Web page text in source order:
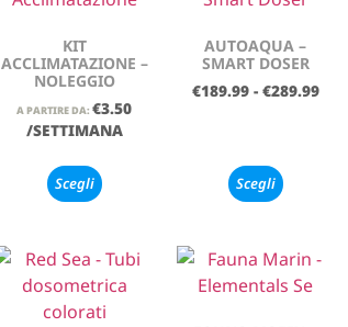
KIT
ACCLIMATAZIONE –
NOLEGGIO
A PARTIRE DA: €3.50
/SETTIMANA
Scegli
AUTOAQUA –
SMART DOSER
€189.99 - €289.99
Scegli